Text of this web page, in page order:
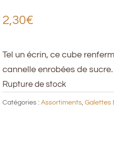
2,30€
Tel un écrin, ce cube
cannelle enrobées de sucre.
Rupture de stock
Catégories : Assortiments, Galettes